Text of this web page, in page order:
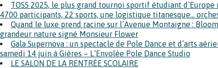
TOSS 2025, le plus grand tournoi sportif étudiant
4700 participants, 22 sports, une logistique titanesque…
Quand le luxe prend racine sur l’Avenue Montaigne :
grandeur nature signé Monsieur Flower
Gala Supernova : un spectacle de Pole Dance et d’arts
samedi 14 juin à Gières – L’Envolée Pole Dance Studio
LE SALON DE LA RENTRÉE SCOLAIRE